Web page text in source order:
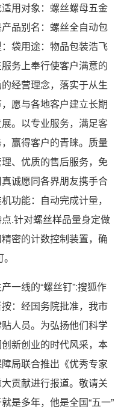
用对象：螺丝螺母五金
品别名：螺丝全自动包
袋用途：物品包装浩飞
务上奉行使客户满意的
经营理念，落实于从生
愿与各地客户建立长期
。以专业服务，满足客
赢得客户的青睐。质量
、优质的售后服务，免
诚愿同各界朋友携手合
功能：自动完成计量，
.针对螺丝样品量身定做
密的计数控制装置，确
一线的“螺丝钉”:搜狐作
：经国务院批准，我市
人员。为弘扬他们科学
新创业的时代风采，本
局联合推出《优秀专家
贡献进行报道。敬请关
是多年，他是全国“五一”